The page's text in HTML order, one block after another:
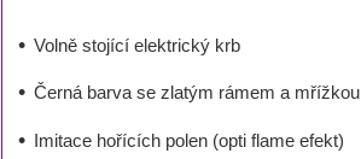
Volně stojící elektrický krb
Černá barva se zlatým rámem a mřížkou
Imitace hořících polen (opti flame efekt)